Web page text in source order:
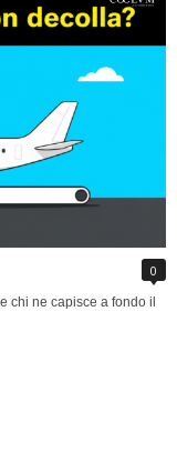
0
chi ne capisce a fondo il